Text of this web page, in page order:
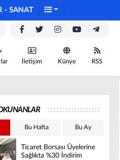
- SANAT
İletişim Künye RSS
Bu Hafta Bu Ay
Ticaret Borsası Üyelerine
Sağlıkta %30 İndirim